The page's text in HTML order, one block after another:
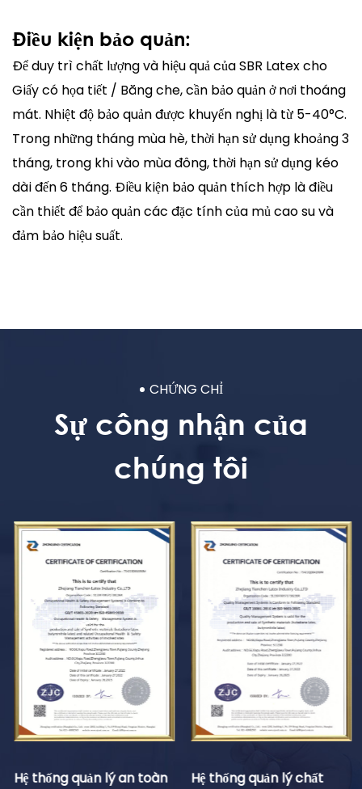
Điều kiện bảo quản:
Để duy trì chất lượng và hiệu quả của SBR Latex cho
Giấy có họa tiết / Băng che, cần bảo quản ở nơi thoáng
mát. Nhiệt độ bảo quản được khuyến nghị là từ 5-40°C.
Trong những tháng mùa hè, thời hạn sử dụng khoảng 3
tháng, trong khi vào mùa đông, thời hạn sử dụng kéo
dài đến 6 tháng. Điều kiện bảo quản thích hợp là điều
cần thiết để bảo quản các đặc tính của mủ cao su và
đảm bảo hiệu suất.
CHỨNG CHỈ
Sự công nhận của
chúng tôi
Hệ thống quản lý an toàn
Hệ thống quản lý chất